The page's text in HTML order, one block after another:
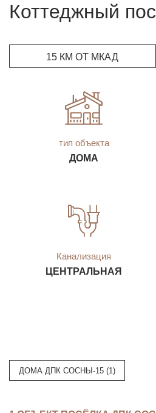
Коттеджный
15 КМ ОТ МКАД
тип объекта
ДОМА
Канализация
ЦЕНТРАЛЬНАЯ
ДОМА ДПК СОСНЫ-15 (1)